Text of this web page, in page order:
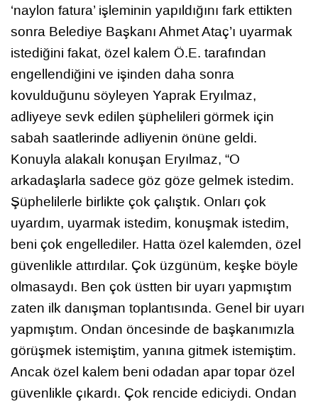
‘naylon fatura’ işleminin yapıldığını fark ettikten
sonra Belediye Başkanı Ahmet Ataç’ı uyarmak
istediğini fakat, özel kalem Ö.E. tarafından
engellendiğini ve işinden daha sonra
kovulduğunu söyleyen Yaprak Eryılmaz,
adliyeye sevk edilen şüphelileri görmek için
sabah saatlerinde adliyenin önüne geldi.
Konuyla alakalı konuşan Eryılmaz, “O
arkadaşlarla sadece göz göze gelmek istedim.
Şüphelilerle birlikte çok çalıştık. Onları çok
uyardım, uyarmak istedim, konuşmak istedim,
beni çok engellediler. Hatta özel kalemden, özel
güvenlikle attırdılar. Çok üzgünüm, keşke böyle
olmasaydı. Ben çok üstten bir uyarı yapmıştım
zaten ilk danışman toplantısında. Genel bir uyarı
yapmıştım. Ondan öncesinde de başkanımızla
görüşmek istemiştim, yanına gitmek istemiştim.
Ancak özel kalem beni odadan apar topar özel
güvenlikle çıkardı. Çok rencide ediciydi. Ondan